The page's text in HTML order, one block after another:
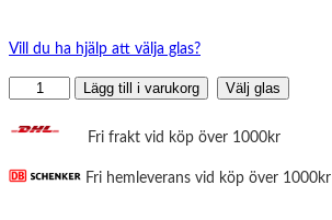
Vill du ha hjälp att välja glas?
FT5584-
mängd
Lägg till i varukorg Välj glas
Fri frakt vid köp över 1000kr
Fri hemleverans vid köp över 1000kr